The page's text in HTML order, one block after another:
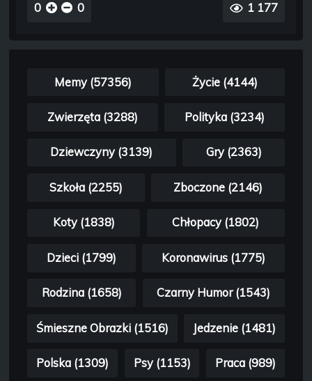
0 0 1 177
Memy (57356) Życie (4144)
Zwierzęta (3288) Polityka (3234)
Dziewczyny (3139) Gry (2363)
Szkoła (2255) Zboczone (2146)
Koty (1838) Chłopacy (1802)
Dzieci (1799) Koronawirus (1775)
Rodzina (1658) Czarny Humor (1543)
Śmieszne Obrazki (1516) Jedzenie (1481)
Polska (1309) Psy (1153) Praca (989)